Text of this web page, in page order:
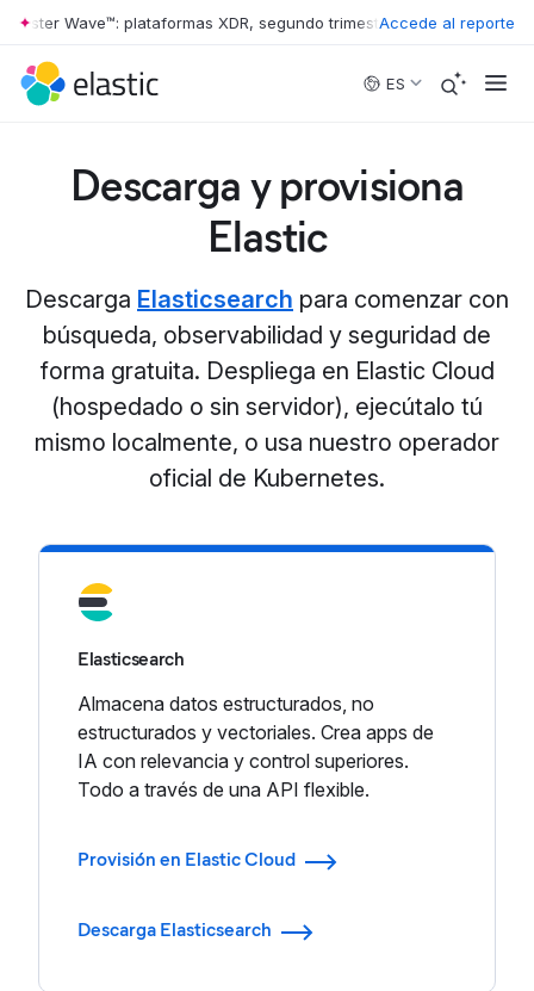
Skip to main content
Wave™: plataformas XDR, segundo trimestre de 2026 • The
Accede al reporte
ES
Descarga y provisiona
Elastic
Descarga Elasticsearch para comenzar con
búsqueda, observabilidad y seguridad de
forma gratuita. Despliega en Elastic Cloud
(hospedado o sin servidor), ejecútalo tú
mismo localmente, o usa nuestro operador
oficial de Kubernetes.
Elasticsearch
Almacena datos estructurados, no
estructurados y vectoriales. Crea apps de
IA con relevancia y control superiores.
Todo a través de una API flexible.
Provisión en Elastic Cloud
Descarga Elasticsearch